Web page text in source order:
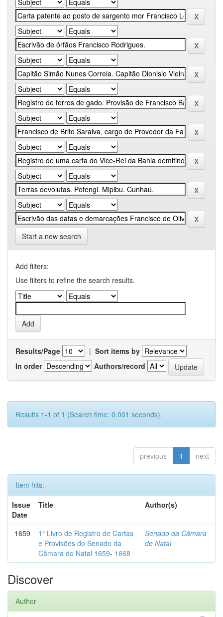
Start a new search
Add filters:
Use filters to refine the search results.
Results/Page | Sort items by
In order
Authors/record
Results 1-1 of 1 (Search time: 0.001 seconds).
previous 1 next
Item hits:
Issue
Date
Title Author(s)
1659
1º Livro de Registro de Cartas
e Provisões do Senado da
Câmara do Natal 1659- 1668
Senado da Câmara
de Natal
Discover
Author